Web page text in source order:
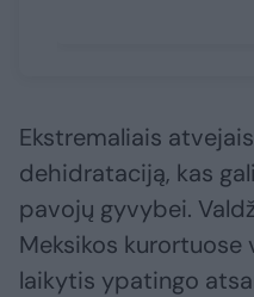
Ekstremaliais
dehidrataciją, kas
pavojų gyvybei.
Meksikos kurortuose
laikytis ypatingo